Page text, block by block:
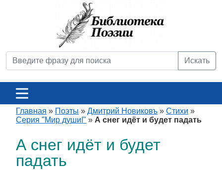
Искать
Главная » Поэты » Дмитрий Новиковъ » Стихи »
Серия "Мир души!" » А снег идёт и будет падать
А снег идёт и будет
падать